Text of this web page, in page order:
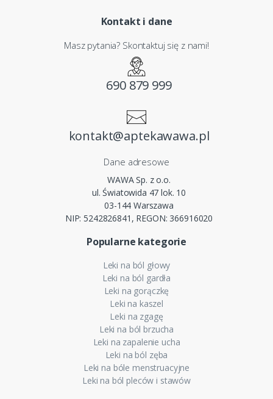
Kontakt i dane
Masz pytania? Skontaktuj się z nami!
690 879 999
kontakt@aptekawawa.pl
Dane adresowe
WAWA Sp. z o.o.
ul. Światowida 47 lok. 10
03-144 Warszawa
NIP: 5242826841, REGON: 366916020
Popularne kategorie
Leki na ból głowy
Leki na ból gardła
Leki na gorączkę
Leki na kaszel
Leki na zgagę
Leki na ból brzucha
Leki na zapalenie ucha
Leki na ból zęba
Leki na bóle menstruacyjne
Leki na ból pleców i stawów